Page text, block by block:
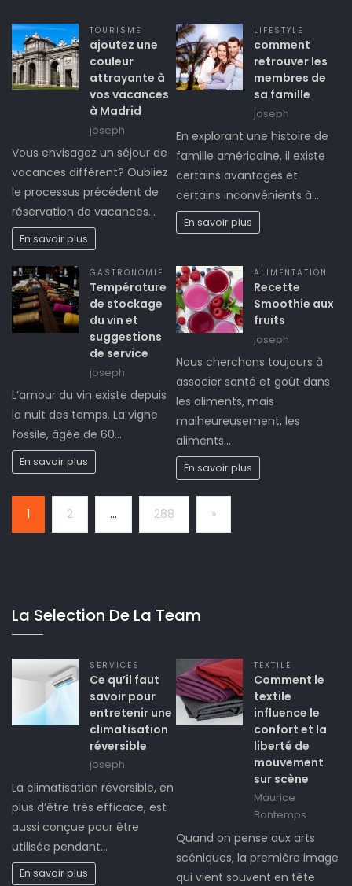
TOURISME
ajoutez une
couleur
attrayante à
vos vacances
à Madrid
joseph
Vous envisagez un séjour de
vacances différent? Oubliez
le processus précédent de
réservation de vacances…
En savoir plus
LIFESTYLE
comment
retrouver les
membres de
sa famille
joseph
En explorant une histoire de
famille américaine, il existe
certains avantages et
certains inconvénients à…
En savoir plus
GASTRONOMIE
Température
de stockage
du vin et
suggestions
de service
joseph
L’amour du vin existe depuis
la nuit des temps. La vigne
fossile, âgée de 60…
En savoir plus
ALIMENTATION
Recette
Smoothie aux
fruits
joseph
Nous cherchons toujours à
associer santé et goût dans
les aliments, mais
malheureusement, les
aliments…
En savoir plus
1 2 … 288 Next
»
La Selection De La Team
SERVICES
Ce qu’il faut
savoir pour
entretenir une
climatisation
réversible
joseph
La climatisation réversible, en
plus d’être très efficace, est
aussi conçue pour être
utilisée pendant…
En savoir plus
TEXTILE
Comment le
textile
influence le
confort et la
liberté de
mouvement
sur scène
Maurice
Bontemps
Quand on pense aux arts
scéniques, la première image
qui vient souvent en tête